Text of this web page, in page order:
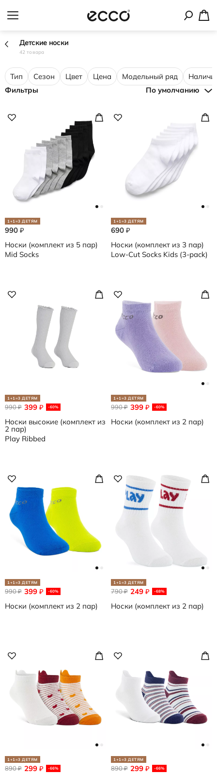
Детские носки
42 товара
Тип Сезон Цвет Цена Модельный ряд
Фильтры
По умолчанию
1+1=3 ДЕТЯМ
990 ₽
Носки (комплект из 5 пар)
Mid Socks
1+1=3 ДЕТЯМ
690 ₽
Носки (комплект из 3 пар)
Low-Cut Socks Kids (3-pack)
1+1=3 ДЕТЯМ
399 ₽ -60%
990₽
Носки высокие (комплект из
2 пар)
Play Ribbed
1+1=3 ДЕТЯМ
399 ₽ -60%
990₽
Носки (комплект из 2 пар)
1+1=3 ДЕТЯМ
399 ₽ -60%
990₽
Носки (комплект из 2 пар)
1+1=3 ДЕТЯМ
249 ₽ -68%
790₽
Носки (комплект из 2 пар)
1+1=3 ДЕТЯМ
299 ₽ -66%
890₽
1+1=3 ДЕТЯМ
299 ₽ -66%
890₽